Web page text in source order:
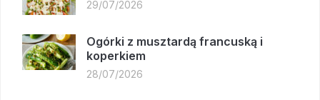
29/07/2026
Ogórki z musztardą francuską i
koperkiem
28/07/2026